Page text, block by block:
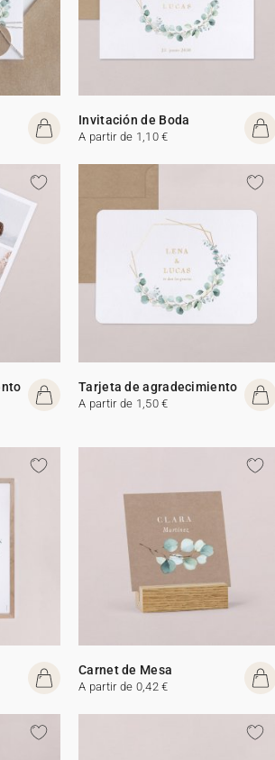
Invitación de Boda
A partir de 1,10 €
Tarjeta de agradecimiento
A partir de 1,50 €
Carnet de Mesa
A partir de 0,42 €